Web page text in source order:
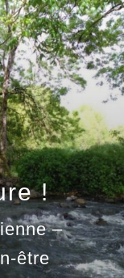
!
–
être